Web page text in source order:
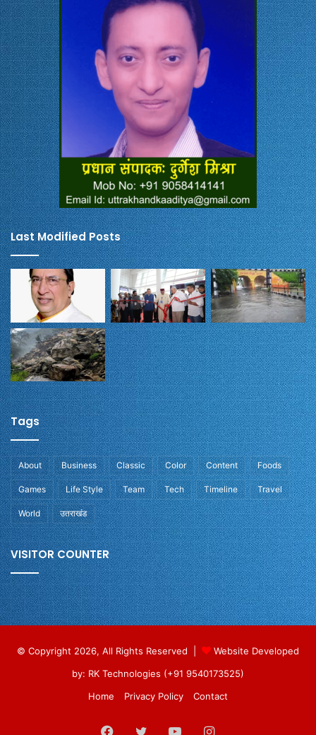
Last Modified Posts
Tags
About Business Classic Color Content Foods
Games Life Style Team Tech Timeline Travel
World उतराखंड
VISITOR COUNTER
© Copyright 2026, All Rights Reserved |
Website Developed
by: RK Technologies (+91 9540173525)
Home
Privacy Policy Contact
Facebook
TwitterYouTubeInstagram